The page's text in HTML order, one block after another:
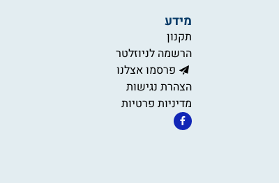
מידע
תקנון
הרשמה לניוזלטר
פרסמו אצלנו
הצהרת נגישות
מדיניות פרטיות